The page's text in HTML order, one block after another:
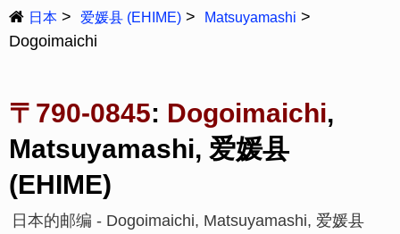
日本 爱媛县 (EHIME) Matsuyamashi
Dogoimaichi
〒790-0845: Dogoimaichi,
Matsuyamashi, 爱媛县
(EHIME)
日本的邮编 - Dogoimaichi, Matsuyamashi, 爱媛县